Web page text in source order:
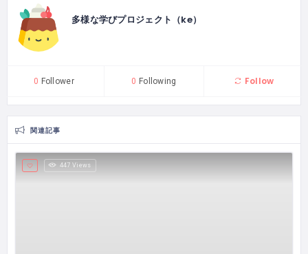
多様な学びプロジェクト（ke）
0 Follower 0 Following Follow
関連記事
447 Views